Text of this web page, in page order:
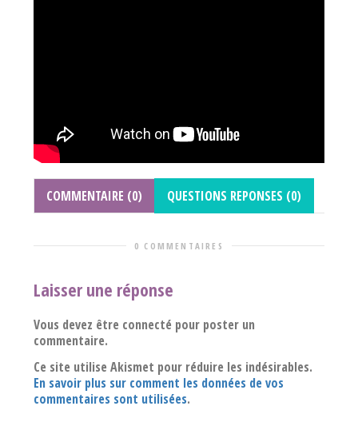
COMMENTAIRE (0) QUESTIONS REPONSES (0)
0 COMMENTAIRES
Laisser une réponse
Vous devez être connecté pour poster un
commentaire.
Ce site utilise Akismet pour réduire les indésirables.
En savoir plus sur comment les données de vos
commentaires sont utilisées.